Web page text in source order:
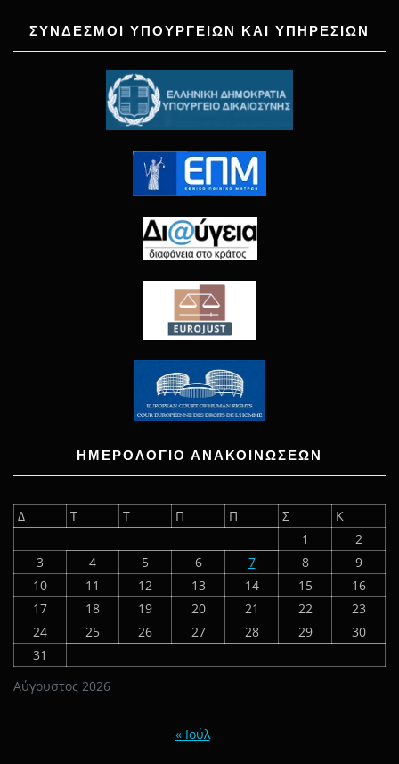
ΣΥΝΔΕΣΜΟΙ ΥΠΟΥΡΓΕΙΩΝ ΚΑΙ ΥΠΗΡΕΣΙΩΝ
ΗΜΕΡΟΛΟΓΙΟ ΑΝΑΚΟΙΝΩΣΕΩΝ
Αύγουστος 2026
Δ Τ Τ Π Π Σ
Κ
1
2
3
4 5 6 7 8
9
10
11 12 13 14 15
16
17
18 19 20 21 22
23
24
25 26 27 28 29
30
31
« Ιούλ